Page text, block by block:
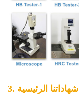
3. شهاداتنا الرئيسية